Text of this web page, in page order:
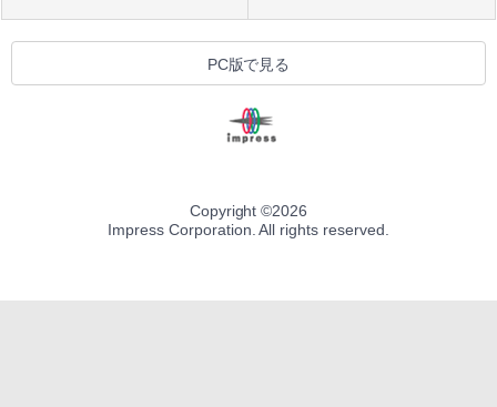
PC版で見る
Copyright ©2026
Impress Corporation. All rights reserved.